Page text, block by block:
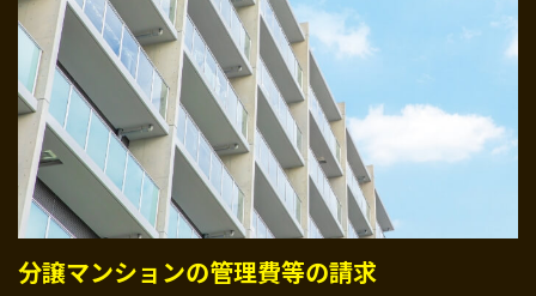
分譲マンションの管理費等の請求